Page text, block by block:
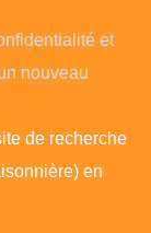
et
nouveau
de recherche
en